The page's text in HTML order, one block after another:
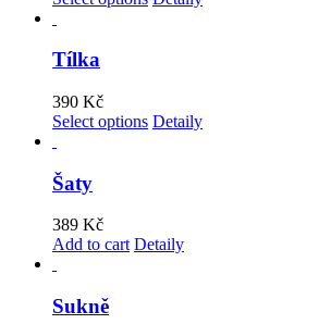
Tílka
390 Kč
Select options Detaily
Šaty
389 Kč
Add to cart Detaily
Sukně